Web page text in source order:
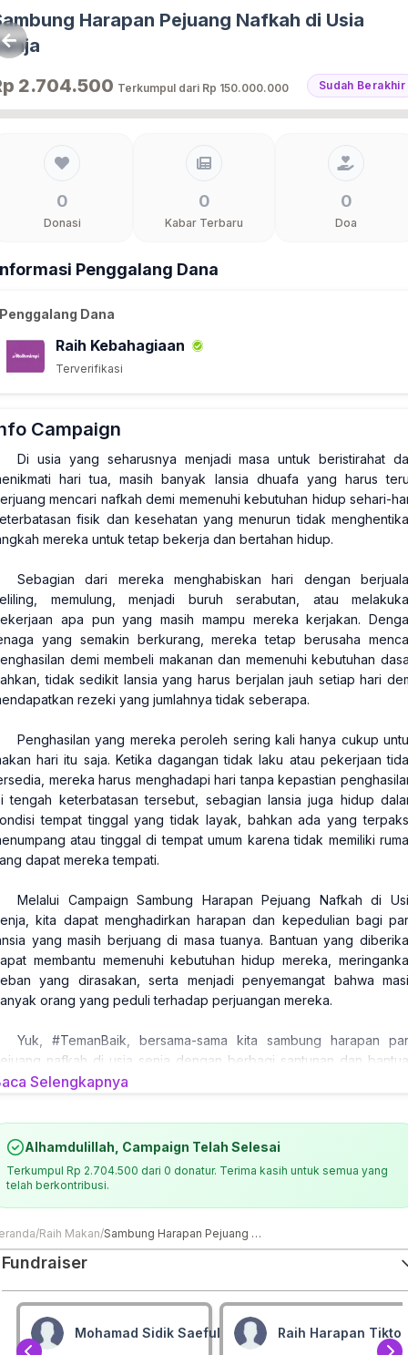
Harapan Pejuang Nafkah di Usia
2.704.500 Terkumpul dari Rp 150.000.000 Sudah Berakhir
0
Donasi
0
Kabar Terbaru
0
Doa
Penggalang Dana
Penggalang Dana
Raih Kebahagiaan
Terverifikasi
Campaign
Di usia yang seharusnya menjadi masa untuk beristirahat
hari tua, masih banyak lansia dhuafa yang harus
mencari nafkah demi memenuhi kebutuhan hidup sehari-
fisik dan kesehatan yang menurun tidak
mereka untuk tetap bekerja dan bertahan hidup.
Sebagian dari mereka menghabiskan hari dengan
memulung, menjadi buruh serabutan, atau
apa pun yang masih mampu mereka kerjakan.
yang semakin berkurang, mereka tetap berusaha
demi membeli makanan dan memenuhi kebutuhan
tidak sedikit lansia yang harus berjalan jauh setiap hari
rezeki yang jumlahnya tidak seberapa.
Penghasilan yang mereka peroleh sering kali hanya cukup
hari itu saja. Ketika dagangan tidak laku atau pekerjaan
mereka harus menghadapi hari tanpa kepastian
tengah keterbatasan tersebut, sebagian lansia juga hidup
tempat tinggal yang tidak layak, bahkan ada yang
atau tinggal di tempat umum karena tidak memiliki
dapat mereka tempati.
Melalui Campaign Sambung Harapan Pejuang Nafkah di
kita dapat menghadirkan harapan dan kepedulian bagi
yang masih berjuang di masa tuanya. Bantuan yang
membantu memenuhi kebutuhan hidup mereka,
yang dirasakan, serta menjadi penyemangat bahwa
orang yang peduli terhadap perjuangan mereka.
Yuk, #TemanBaik, bersama-sama kita sambung harapan
nafkah di usia senja dengan berbagi santunan dan
pokok. Semoga setiap kebaikan yang kita berikan dapat
tetap berjuang di tengah keterbatasan.
Selengkapnya
Alhamdulillah, Campaign Telah Selesai
Terkumpul Rp 2.704.500 dari 0 donatur. Terima kasih untuk semua yang
telah berkontribusi.
/Raih Makan/ Sambung Harapan Pejuang Nafkah di Usia Senja
Fundraiser
Mohamad Sidik Saefullah Raih Harapan Tiktok